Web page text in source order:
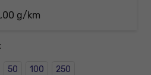
g/km
50 100 250